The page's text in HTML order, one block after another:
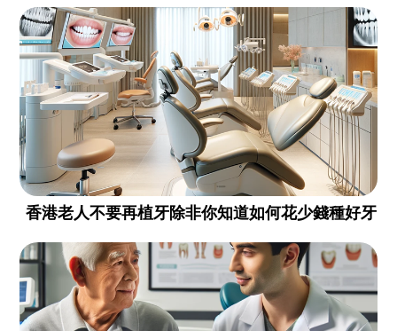
香港老人不要再植牙除非你知道如何花少錢種好牙